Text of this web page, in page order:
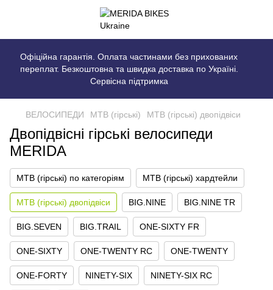
Офіційна гарантія. Оплата частинами без прихованих
переплат. Безкоштовна та швидка доставка по Україні.
Сервісна підтримка
ВЕЛОСИПЕДИ MTB (гірські) MTB (гірські) двопідвіси
Двопідвісні гірські велосипеди
MERIDA
MTB (гірські) по категоріям MTB (гірські) хардтейли
MTB (гірські) двопідвіси BIG.NINE BIG.NINE TR
BIG.SEVEN BIG.TRAIL ONE-SIXTY FR
ONE-SIXTY ONE-TWENTY RC ONE-TWENTY
ONE-FORTY NINETY-SIX NINETY-SIX RC